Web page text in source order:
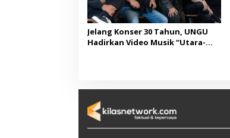
Jelang Konser 30 Tahun, UNGU
Hadirkan Video Musik “Utara-